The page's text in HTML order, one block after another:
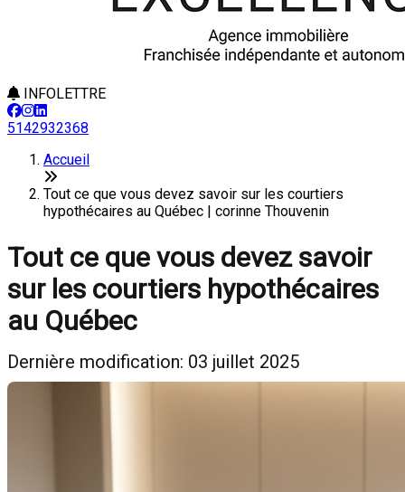
INFOLETTRE
5142932368
Accueil
Tout ce que vous devez savoir sur les courtiers
hypothécaires au Québec | corinne Thouvenin
Tout ce que vous devez savoir
sur les courtiers hypothécaires
au Québec
Dernière modification: 03 juillet 2025